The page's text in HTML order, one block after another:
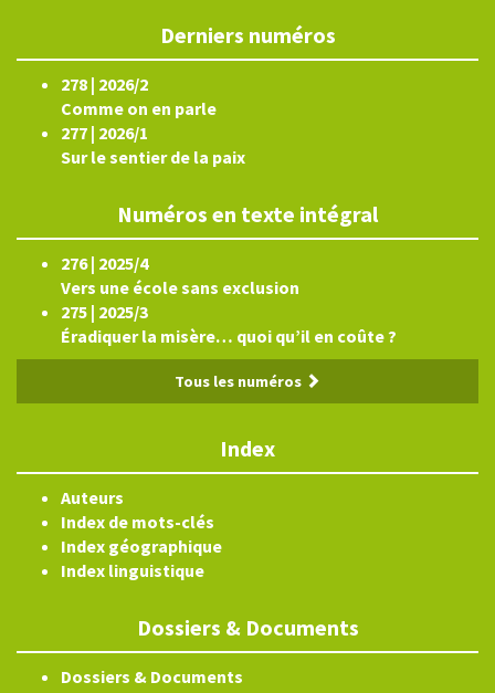
Derniers numéros
278 | 2026/2
Comme on en parle
277 | 2026/1
Sur le sentier de la paix
Numéros en texte intégral
276 | 2025/4
Vers une école sans exclusion
275 | 2025/3
Éradiquer la misère… quoi qu’il en coûte ?
Tous les numéros
Index
Auteurs
Index de mots-clés
Index géographique
Index linguistique
Dossiers & Documents
Dossiers & Documents